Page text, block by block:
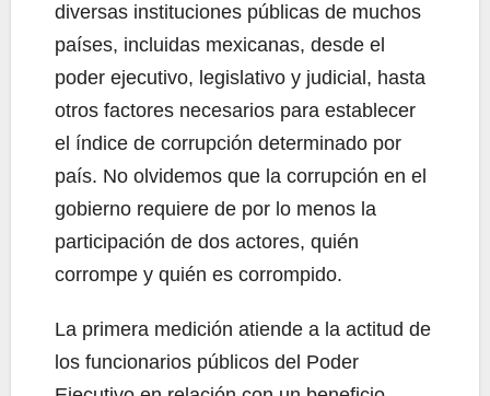
diversas instituciones públicas de muchos
países, incluidas mexicanas, desde el
poder ejecutivo, legislativo y judicial, hasta
otros factores necesarios para establecer
el índice de corrupción determinado por
país. No olvidemos que la corrupción en el
gobierno requiere de por lo menos la
participación de dos actores, quién
corrompe y quién es corrompido.
La primera medición atiende a la actitud de
los funcionarios públicos del Poder